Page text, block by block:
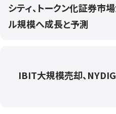
シティ、トークン化証券
ル規模へ成長と予測
IBIT大規模売却、